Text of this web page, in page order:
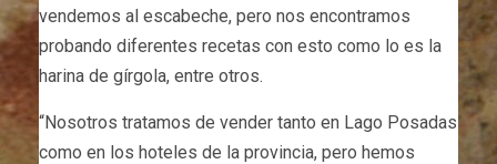
vendemos al escabeche, pero nos encontramos
probando diferentes recetas con esto como lo es la
harina de gírgola, entre otros.
“Nosotros tratamos de vender tanto en Lago Posadas
como en los hoteles de la provincia, pero hemos